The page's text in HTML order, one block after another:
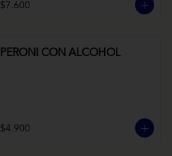
$7.600
PERONI CON ALCOHOL
$4.900